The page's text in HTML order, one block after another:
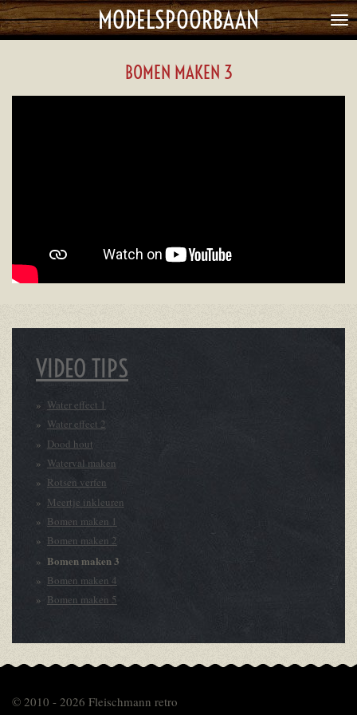
Ga
direct
MODELSPOORBAAN
BOMEN MAKEN 3
VIDEO TIPS
Water effect 1
Water effect 2
Dood hout
Waterval maken
Rotsen verfen
Meertje inkleuren
Bomen maken 1
Bomen maken 2
Bomen maken 3
Bomen maken 4
Bomen maken 5
© 2010 - 2026 Fleischmann retro